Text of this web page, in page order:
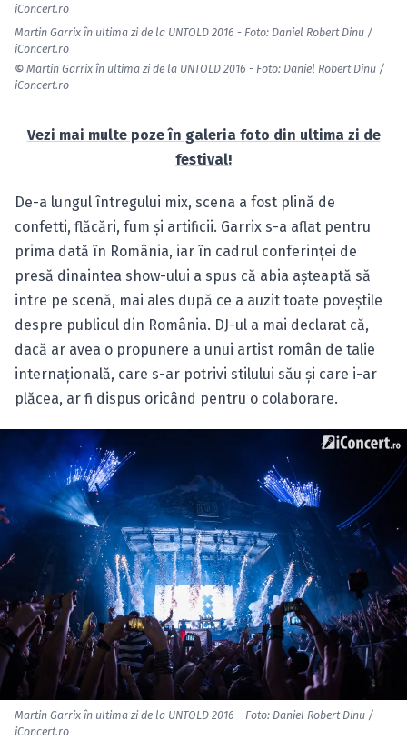
iConcert.ro
Martin Garrix în ultima zi de la UNTOLD 2016 - Foto: Daniel Robert Dinu /
iConcert.ro
© Martin Garrix în ultima zi de la UNTOLD 2016 - Foto: Daniel Robert Dinu /
iConcert.ro
Vezi mai multe poze în galeria foto din ultima zi de
festival!
De-a lungul întregului mix, scena a fost plină de
confetti, flăcări, fum şi artificii. Garrix s-a aflat pentru
prima dată în România, iar în cadrul conferinţei de
presă dinaintea show-ului a spus că abia aşteaptă să
intre pe scenă, mai ales după ce a auzit toate poveştile
despre publicul din România. DJ-ul a mai declarat că,
dacă ar avea o propunere a unui artist român de talie
internaţională, care s-ar potrivi stilului său şi care i-ar
plăcea, ar fi dispus oricând pentru o colaborare.
Martin Garrix în ultima zi de la UNTOLD 2016 – Foto: Daniel Robert Dinu /
iConcert.ro